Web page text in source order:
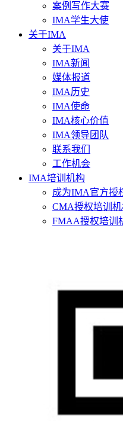
案例写作大赛
IMA学生大使
关于IMA
关于IMA
IMA新闻
媒体报道
IMA历史
IMA使命
IMA核心价值
IMA领导团队
联系我们
工作机会
IMA培训机构
成为IMA官方授
CMA授权培训机
FMAA授权培训